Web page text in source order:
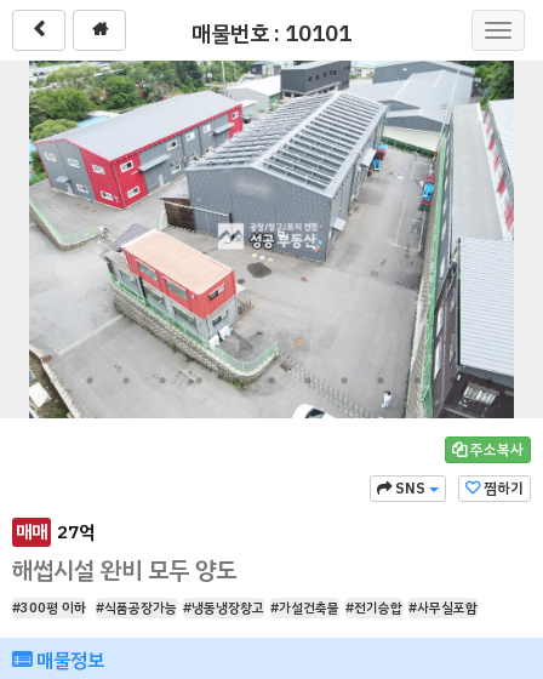
매물번호 : 10101
주소복사
찜하기
SNS
매매 27억
해썹시설 완비 모두 양도
#300평 이하 #식품공장가능 #냉동냉장창고 #가설건축물 #전기승합 #사무실포함
매물정보